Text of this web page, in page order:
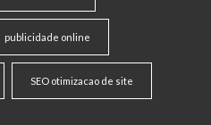
publicidade online
SEO otimizacao de site